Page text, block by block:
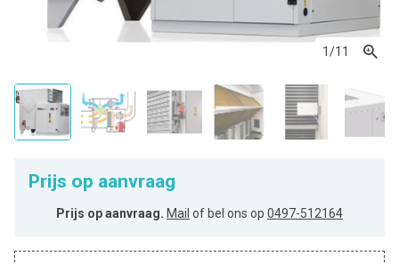
1/11
Prijs op aanvraag
Prijs op aanvraag. Mail of bel ons op 0497-512164